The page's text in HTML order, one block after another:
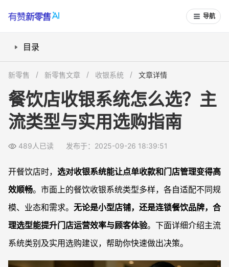
导航
目录
不同门店规模与业态如何选型？
收银系统选购要注意哪些隐形成本？
市场上收银系统的价格差异大，如何衡量性价比？
现有收银系统操作复杂，新员工培训成本太高怎么办？
新零售 新零售文章 收银系统 文章详情
餐饮店收银系统怎么选？主
流类型与实用选购指南
489人已读 发布于：2025-09-26 18:39:51
开餐饮店时， 选对收银系统能让点单收款和门店管理变得高
效顺畅。市面上的餐饮收银系统类型多样，各自适配不同规
模、业态和需求。 无论是小型店铺，还是连锁餐饮品牌，合
理选型能提升门店运营效率与顾客体验。下面详细介绍主流
系统类别及实用选购建议，帮助你快速做出决策。